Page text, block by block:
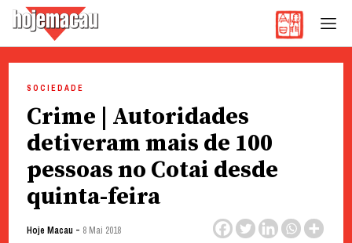
content
SOCIEDADE
Crime | Autoridades
detiveram mais de 100
pessoas no Cotai desde
quinta-feira
Hoje Macau - 8 Mai 2018